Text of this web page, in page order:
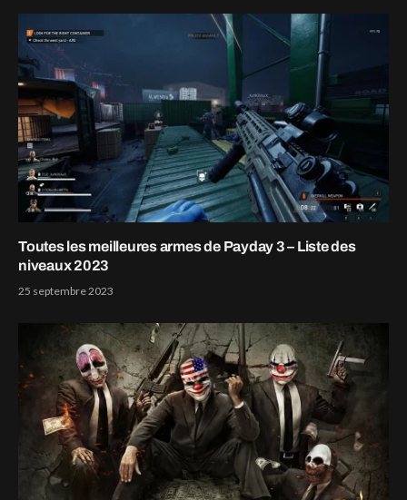
Toutes les meilleures armes de Payday 3 – Liste des
niveaux 2023
25 septembre 2023